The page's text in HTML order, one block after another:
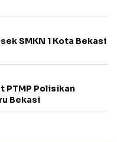
SMKN 1 Kota Bekasi
PTMP Polisikan
Bekasi